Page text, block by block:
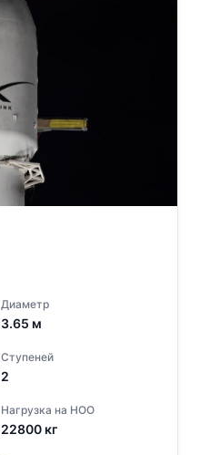
Диаметр
3.65 м
Ступеней
2
Нагрузка на НОО
22800 кг